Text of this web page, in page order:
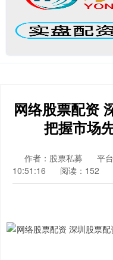
网络股票配资
把握市场
作者：股票私募 平
10:51:16
阅读：152